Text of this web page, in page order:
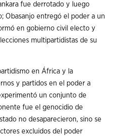
fue derrotado y luego
Obasanjo entregó el poder a un
en gobierno civil electo y
multipartidistas de su
en África y la
y partidos en el poder a
un conjunto de
fue el genocidio de
no desaparecieron, sino se
excluidos del poder